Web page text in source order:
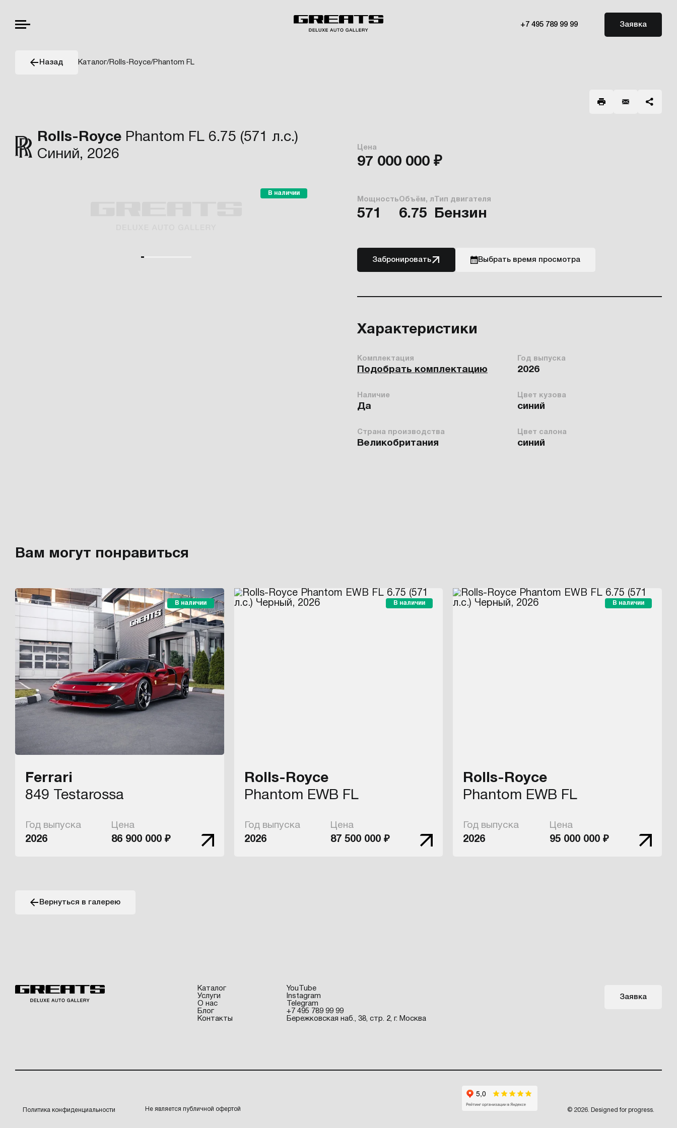
+7 495 789 99 99 Заявка
Назад Каталог/Rolls-Royce/Phantom FL
Rolls-Royce Phantom FL 6.75 (571 л.с.)
Синий, 2026
В наличии
Цена
97 000 000 ₽
Мощность
571
Объём, л
6.75
Тип двигателя
Бензин
Забронировать Выбрать время просмотра
Характеристики
Комплектация
Подобрать комплектацию
Год выпуска
2026
Наличие
Да
Цвет кузова
синий
Страна производства
Великобритания
Цвет салона
синий
Вам могут понравиться
В наличии
Ferrari
849 Testarossa
Год выпуска
2026
Цена
86 900 000 ₽
В наличии
Rolls-Royce
Phantom EWB FL
Год выпуска
2026
Цена
87 500 000 ₽
В наличии
Rolls-Royce
Phantom EWB FL
Год выпуска
2026
Цена
95 000 000 ₽
Вернуться в галерею
Каталог
Услуги
О нас
Блог
Контакты
YouTube
Instagram
Telegram
+7 495 789 99 99
Бережковская наб., 38, стр. 2, г. Москва
Заявка
Политика конфиденциальности Не является публичной офертой © 2026. Designed for progress.